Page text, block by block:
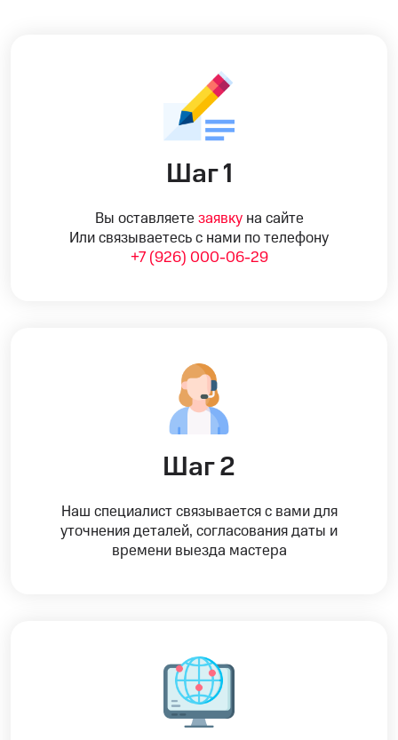
Шаг 1
Вы оставляете заявкуна сайте
Или связываетесь с нами по телефону
+7 (926) 000-06-29
Шаг 2
Наш специалист связывается с вами для
уточнения деталей, согласования даты и
времени выезда мастера